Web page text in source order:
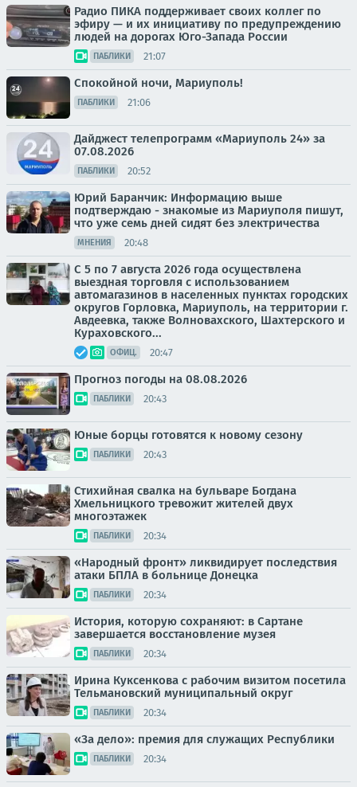
Радио ПИКА поддерживает своих коллег по
эфиру — и их инициативу по предупреждению
людей на дорогах Юго-Запада России
ПАБЛИКИ 21:07
Спокойной ночи, Мариуполь!
ПАБЛИКИ 21:06
Дайджест телепрограмм «Мариуполь 24» за
07.08.2026
ПАБЛИКИ 20:52
Юрий Баранчик: Информацию выше
подтверждаю - знакомые из Мариуполя пишут,
что уже семь дней сидят без электричества
МНЕНИЯ 20:48
С 5 по 7 августа 2026 года осуществлена
выездная торговля с использованием
автомагазинов в населенных пунктах городских
округов Горловка, Мариуполь, на территории г.
Авдеевка, также Волновахского, Шахтерского и
Кураховского...
ОФИЦ. 20:47
Прогноз погоды на 08.08.2026
ПАБЛИКИ 20:43
Юные борцы готовятся к новому сезону
ПАБЛИКИ 20:43
Стихийная свалка на бульваре Богдана
Хмельницкого тревожит жителей двух
многоэтажек
ПАБЛИКИ 20:34
«Народный фронт» ликвидирует последствия
атаки БПЛА в больнице Донецка
ПАБЛИКИ 20:34
История, которую сохраняют: в Сартане
завершается восстановление музея
ПАБЛИКИ 20:34
Ирина Куксенкова с рабочим визитом посетила
Тельмановский муниципальный округ
ПАБЛИКИ 20:34
«За дело»: премия для служащих Республики
ПАБЛИКИ 20:34